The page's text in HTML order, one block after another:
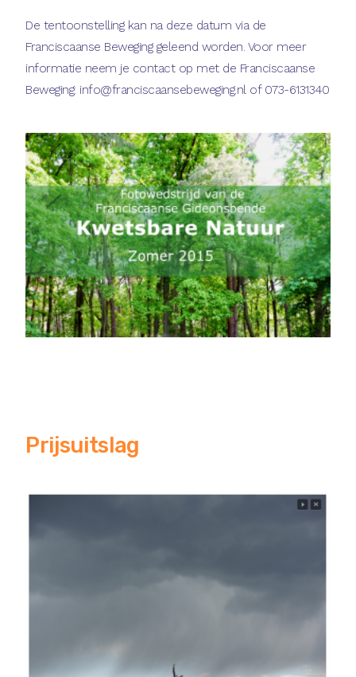
De tentoonstelling kan na deze datum via de
Franciscaanse Beweging geleend worden. Voor meer
informatie neem je contact op met de Franciscaanse
Beweging: info@franciscaansebeweging.nl of 073-6131340
Prijsuitslag